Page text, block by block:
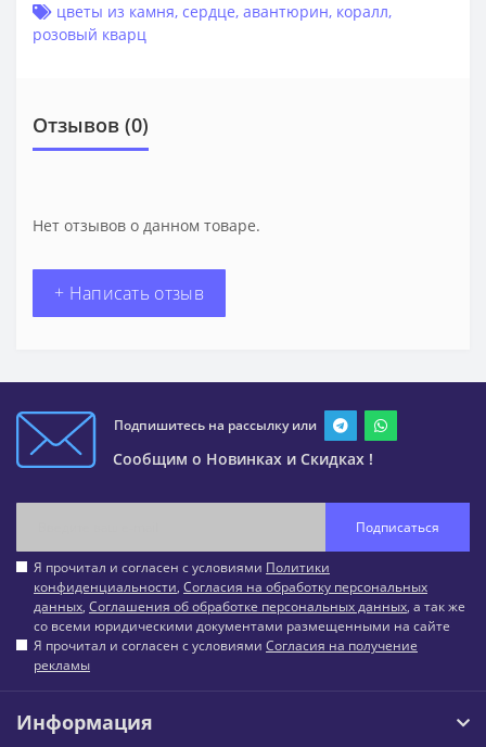
цветы из камня, сердце, авантюрин, коралл,
розовый кварц
Отзывов (0)
Нет отзывов о данном товаре.
+ Написать отзыв
Подпишитесь на рассылку или
Сообщим о Новинках и Скидках !
Подписаться
Я прочитал и согласен с условиями Политики
конфиденциальности, Согласия на обработку персональных
данных, Соглашения об обработке персональных данных, а так же
со всеми юридическими документами размещенными на сайте
Я прочитал и согласен с условиями Согласия на получение
рекламы
Информация